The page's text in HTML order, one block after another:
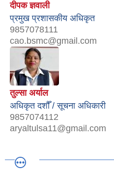
दीपक ज्ञवाली
प्रमुख प्रशासकीय अधिकृत
9857078111
cao.bsmc@gmail.com
तुल्सा अर्याल
अधिकृत दशौँ / सूचना अधिकारी
9857074112
aryaltulsa11@gmail.com